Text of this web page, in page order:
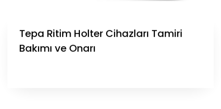
Tepa Ritim Holter Cihazları Tamiri
Bakımı ve Onarı